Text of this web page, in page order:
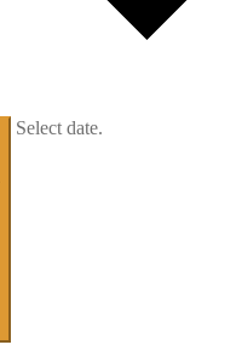
Select date.